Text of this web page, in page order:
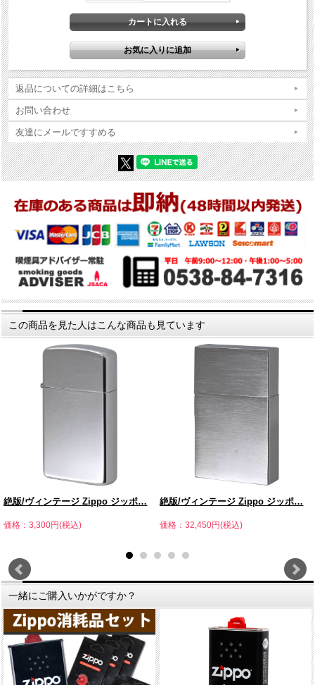
返品についての詳細はこちら
お問い合わせ
友達にメールですすめる
この商品を見た人はこんな商品も見ています
絶版/ヴィンテージ Zippo ジッポ…
価格：3,300円(税込)
絶版/ヴィンテージ Zippo ジッポ…
価格：32,450円(税込)
一緒にご購入いかがですか？